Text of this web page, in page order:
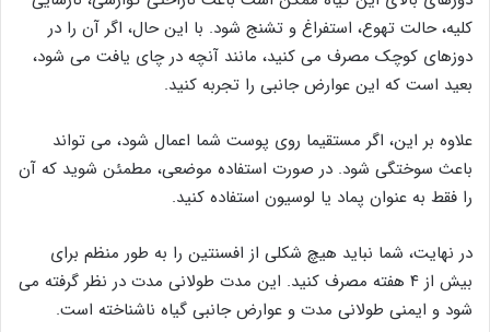
کلیه، حالت تهوع، استفراغ و تشنج شود. با این حال، اگر آن را در
دوزهای کوچک مصرف می کنید، مانند آنچه در چای یافت می شود،
بعید است که این عوارض جانبی را تجربه کنید.
علاوه بر این، اگر مستقیما روی پوست شما اعمال شود، می تواند
باعث سوختگی شود. در صورت استفاده موضعی، مطمئن شوید که آن
را فقط به عنوان پماد یا لوسیون استفاده کنید.
در نهایت، شما نباید هیچ شکلی از افسنتین را به طور منظم برای
بیش از ۴ هفته مصرف کنید. این مدت طولانی مدت در نظر گرفته می
شود و ایمنی طولانی مدت و عوارض جانبی گیاه ناشناخته است.